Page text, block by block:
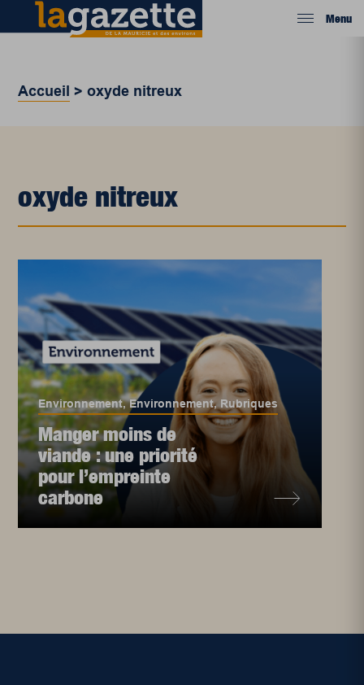
Menu
Accueil >oxyde nitreux
oxyde nitreux
Environnement,Environnement, Rubriques
Manger moins de
viande : une priorité
pour l’empreinte
carbone